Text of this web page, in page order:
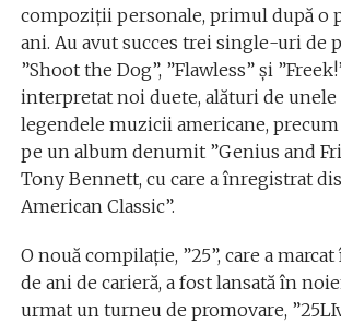
compoziţii personale, primul după o
ani. Au avut succes trei single-uri de
”Shoot the Dog”, ”Flawless” şi
interpretat noi duete, alături de
legendele muzicii americane, precum
pe un album denumit ”Genius and
Tony Bennett, cu care a înregistrat
American Classic”.
O nouă compilaţie, ”25”, care a
de ani de carieră, a fost lansată în
urmat un turneu de promovare,